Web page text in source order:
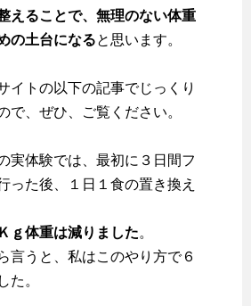
えることで、無理のない体重
の土台になると思います。
イトの以下の記事でじっくり
で、ぜひ、ご覧ください。
実体験では、最初に３日間フ
った後、１日１食の置き換え
ｇ体重は減りました。
言うと、私はこのやり方で６
た。